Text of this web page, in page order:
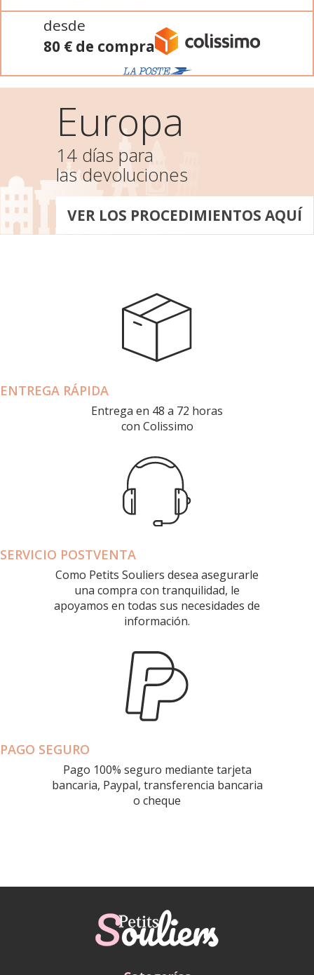
desde
80 € de compra
Europa
14 días para
las devoluciones
VER LOS PROCEDIMIENTOS AQUÍ
ENTREGA RÁPIDA
Entrega en 48 a 72 horas
con Colissimo
SERVICIO POSTVENTA
Como Petits Souliers desea asegurarle
una compra con tranquilidad, le
apoyamos en todas sus necesidades de
información.
PAGO SEGURO
Pago 100% seguro mediante tarjeta
bancaria, Paypal, transferencia bancaria
o cheque